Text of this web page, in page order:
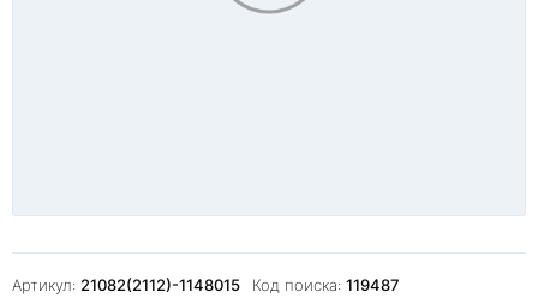
Артикул: 21082(2112)-1148015 Код поиска: 119487